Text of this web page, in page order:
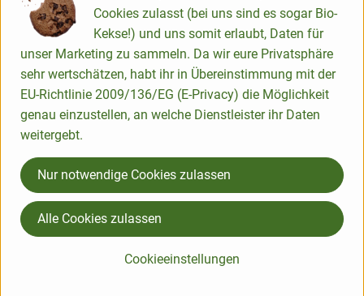
Produktdatenblatt
Herkunft
Hersteller: Söbbeke
verschiedene Länder
Cookies zulasst (bei uns sind es sogar Bio-
Kekse!) und uns somit erlaubt, Daten für
unser Marketing zu sammeln. Da wir eure Privatsphäre
sehr wertschätzen, habt ihr in Übereinstimmung mit der
EU-Richtlinie 2009/136/EG (E-Privacy) die Möglichkeit
genau einzustellen, an welche Dienstleister ihr Daten
weitergebt.
Cookieeinstellungen
Nur notwendige Cookies zulassen
Alle Cookies zulassen